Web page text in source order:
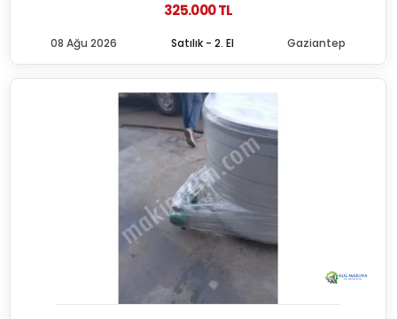
325.000 TL
Satılık - 2. El
08 Ağu 2026 Gaziantep